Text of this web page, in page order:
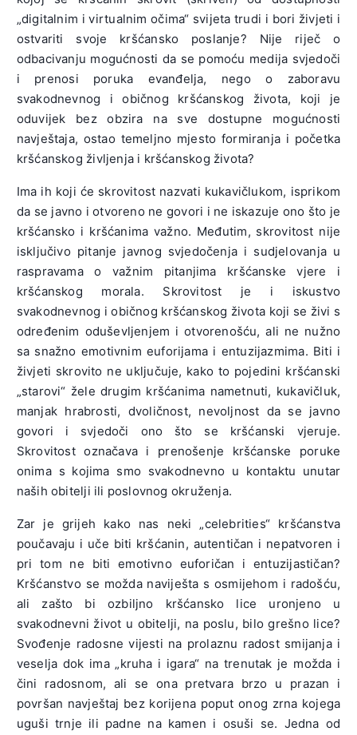
„digitalnim i virtualnim očima“ svijeta trudi i bori živjeti i
ostvariti svoje kršćansko poslanje? Nije riječ o
odbacivanju mogućnosti da se pomoću medija svjedoči
i prenosi poruka evanđelja, nego o zaboravu
svakodnevnog i običnog kršćanskog života, koji je
oduvijek bez obzira na sve dostupne mogućnosti
navještaja, ostao temeljno mjesto formiranja i početka
kršćanskog življenja i kršćanskog života?
Ima ih koji će skrovitost nazvati kukavičlukom, isprikom
da se javno i otvoreno ne govori i ne iskazuje ono što je
kršćansko i kršćanima važno. Međutim, skrovitost nije
isključivo pitanje javnog svjedočenja i sudjelovanja u
raspravama o važnim pitanjima kršćanske vjere i
kršćanskog morala. Skrovitost je i iskustvo
svakodnevnog i običnog kršćanskog života koji se živi s
određenim oduševljenjem i otvorenošću, ali ne nužno
sa snažno emotivnim euforijama i entuzijazmima. Biti i
živjeti skrovito ne uključuje, kako to pojedini kršćanski
„starovi“ žele drugim kršćanima nametnuti, kukavičluk,
manjak hrabrosti, dvoličnost, nevoljnost da se javno
govori i svjedoči ono što se kršćanski vjeruje.
Skrovitost označava i prenošenje kršćanske poruke
onima s kojima smo svakodnevno u kontaktu unutar
naših obitelji ili poslovnog okruženja.
Zar je grijeh kako nas neki „celebrities“ kršćanstva
poučavaju i uče biti kršćanin, autentičan i nepatvoren i
pri tom ne biti emotivno euforičan i entuzijastičan?
Kršćanstvo se možda naviješta s osmijehom i radošću,
ali zašto bi ozbiljno kršćansko lice uronjeno u
svakodnevni život u obitelji, na poslu, bilo grešno lice?
Svođenje radosne vijesti na prolaznu radost smijanja i
veselja dok ima „kruha i igara“ na trenutak je možda i
čini radosnom, ali se ona pretvara brzo u prazan i
površan navještaj bez korijena poput onog zrna kojega
uguši trnje ili padne na kamen i osuši se. Jedna od